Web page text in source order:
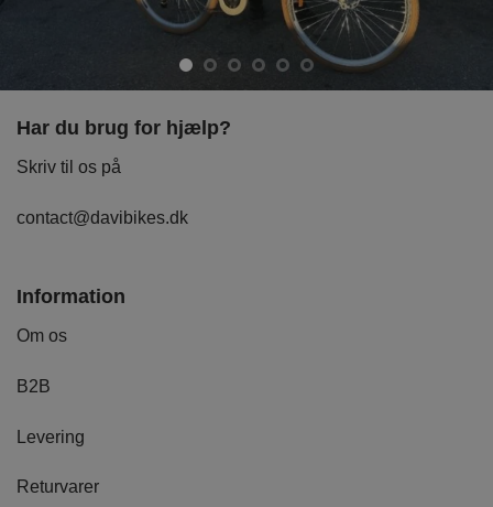
Har du brug for hjælp?
Skriv til os på
contact@davibikes.dk
Information
Om os
B2B
Levering
Returvarer